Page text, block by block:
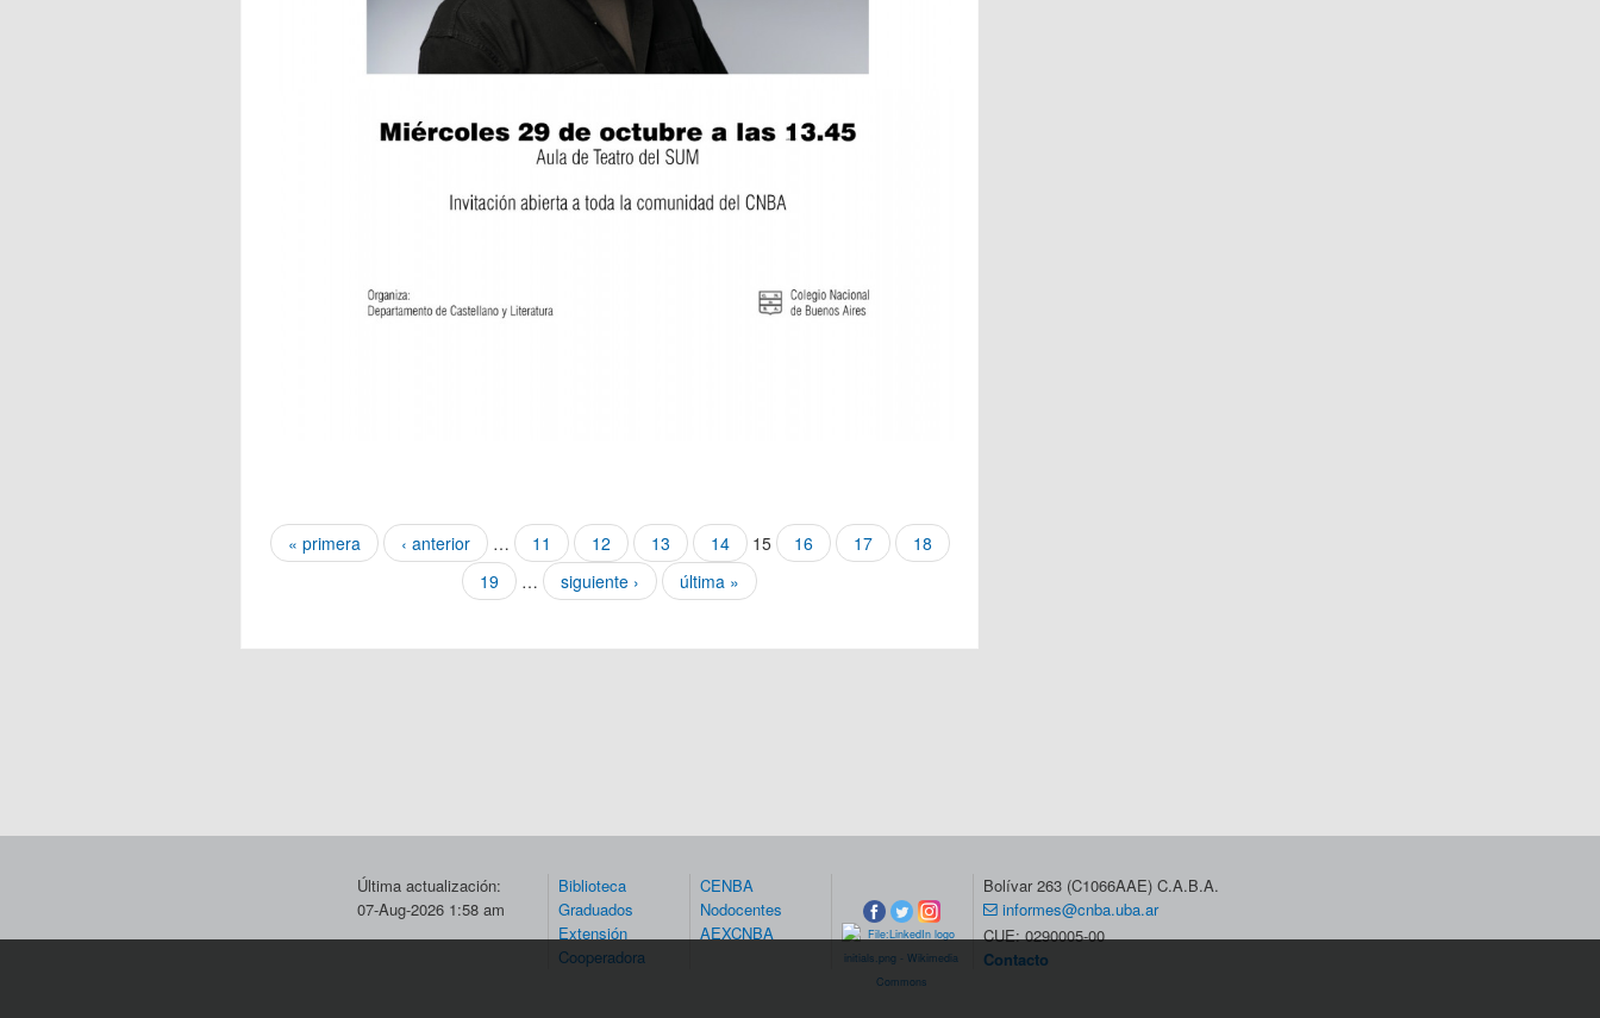
Páginas
« primera ‹ anterior … 11 12 13 14 15 16 17
18
19
… siguiente › última »
Última actualización:
07-Aug-2026 1:58 am
Biblioteca
Graduados
Extensión
Cooperadora
CENBA
Nodocentes
AEXCNBA
Bolívar 263 (C1066AAE) C.A.B.A.
informes@cnba.uba.ar
CUE: 0290005-00
Contacto